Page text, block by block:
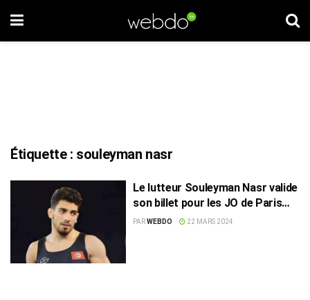
Étiquette : souleyman nasr
Le lutteur Souleyman Nasr valide
son billet pour les JO de Paris
2024
PARWEBDO 22 MARS 2024